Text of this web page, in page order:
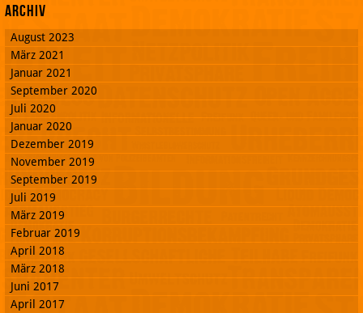
Archiv
August 2023
März 2021
Januar 2021
September 2020
Juli 2020
Januar 2020
Dezember 2019
November 2019
September 2019
Juli 2019
März 2019
Februar 2019
April 2018
März 2018
Juni 2017
April 2017